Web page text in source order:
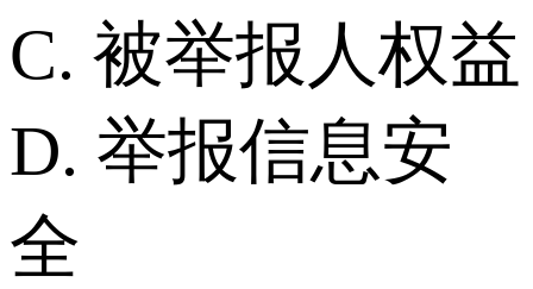
C. 被举报人权益
D. 举报信息安
全